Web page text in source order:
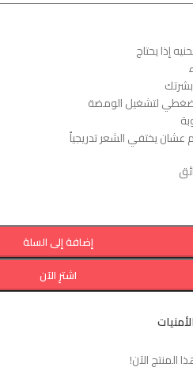
إذا يحتاج
لتشغيل الومضة
يختفي الشعر تدريجياً
إضافة إلى السلة
اشترِ الآن
الآن!